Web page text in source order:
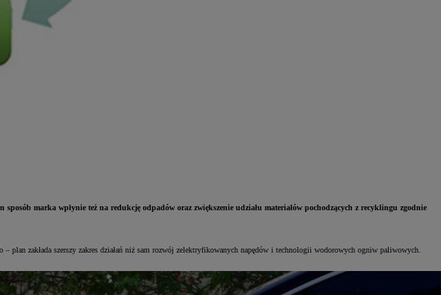
marka wpłynie też na redukcję odpadów oraz zwiększenie udziału materiałów pochodzących z recyklingu zgodnie
zakłada szerszy zakres działań niż sam rozwój zelektryfikowanych napędów i technologii wodorowych ogniw paliwowych.